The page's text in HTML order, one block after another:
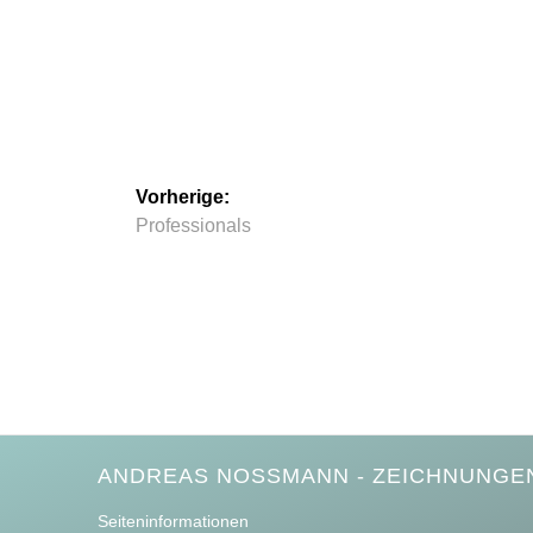
Beitragsnavigation
Vorherige:
Vorheriger
Professionals
ANDREAS NOSSMANN - ZEICHNUNGEN
Seiteninformationen